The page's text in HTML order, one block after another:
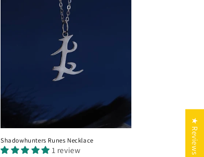
Shadowhunters Runes Necklace
1 review
★ Reviews